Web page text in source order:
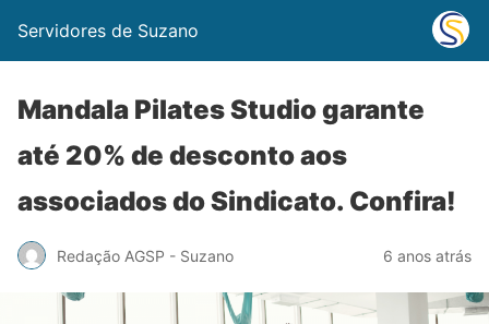
Servidores de Suzano
Mandala Pilates Studio garante
até 20% de desconto aos
associados do Sindicato. Confira!
Redação AGSP - Suzano 6 anos atrás